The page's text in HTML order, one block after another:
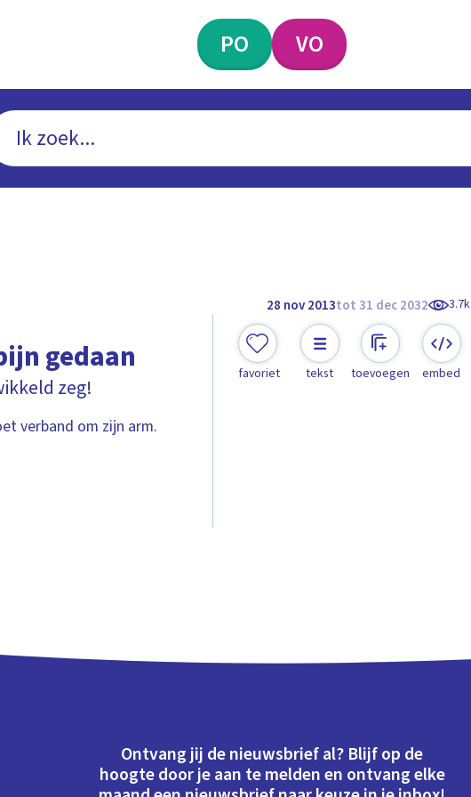
PO VO
28 nov 2013tot 31 dec 2032 3.7k
gedaan
zeg!
verband om zijn arm.
favoriet tekst toevoegen embed
Ontvang jij de nieuwsbrief al? Blijf op de
hoogte door je aan te melden en ontvang elke